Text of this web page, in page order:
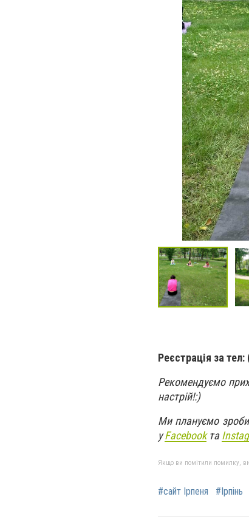
Реєстрація за
Рекомендуємо
настрій!:)
Ми плануємо
уFacebookта
Якщо ви помітили помилку,
#сайт Ірпеня #Ірпінь